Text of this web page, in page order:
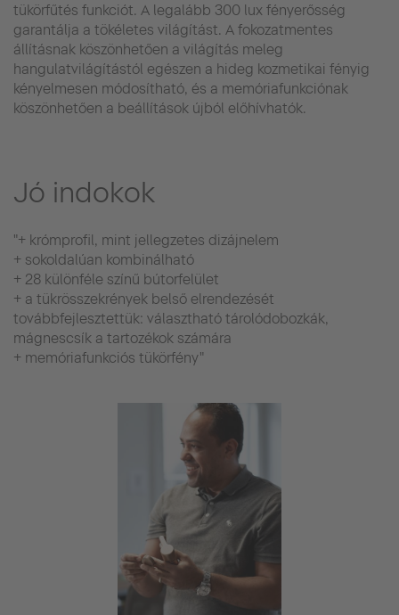
tükörfűtés funkciót. A legalább 300 lux fényerősség
garantálja a tökéletes világítást. A fokozatmentes
állításnak köszönhetően a világítás meleg
hangulatvilágítástól egészen a hideg kozmetikai fényig
kényelmesen módosítható, és a memóriafunkciónak
köszönhetően a beállítások újból előhívhatók.
Jó indokok
"+ krómprofil, mint jellegzetes dizájnelem
+ sokoldalúan kombinálható
+ 28 különféle színű bútorfelület
+ a tükrösszekrények belső elrendezését
továbbfejlesztettük: választható tárolódobozkák,
mágnescsík a tartozékok számára
+ memóriafunkciós tükörfény"